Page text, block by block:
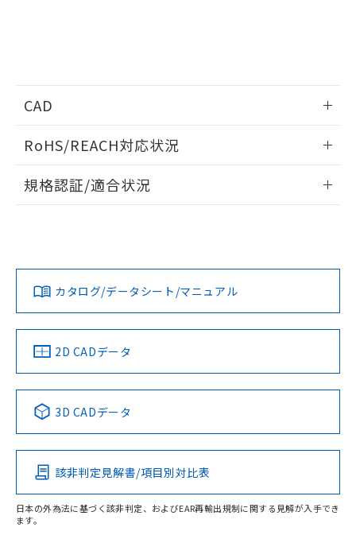
CAD
ドすることができます。
ログイン/会員登録
ダウンロードデータをご利用いただく前に、以下を必ずお読
みください。
ソフトウェアの使用条件
RoHS/REACH対応状況
EU RoHS 注意事項・凡例
対応済み
中国 RoHS 注意事項・凡例
Pb Hg Cd Cr(VI)
O
規格認証/適合状況
LR型式承認
（イギリス
船舶規格）
DNV型式承認
（ノルウェー
BV型式承認
（フランス
KR型式
（韓国
No No No No
この製品の規格認証/適合状況ページへ
その他の認証はこちらのページからご検索ください
カタログ/データシート/マニュアル
2D CADデータ
3D CADデータ
該非判定見解書/項目別対比表
日本の外為法に基づく該非判定、およびEAR再輸出規制に関する見解が入手でき
ます。